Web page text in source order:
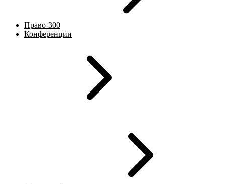
Право-300
Конференции